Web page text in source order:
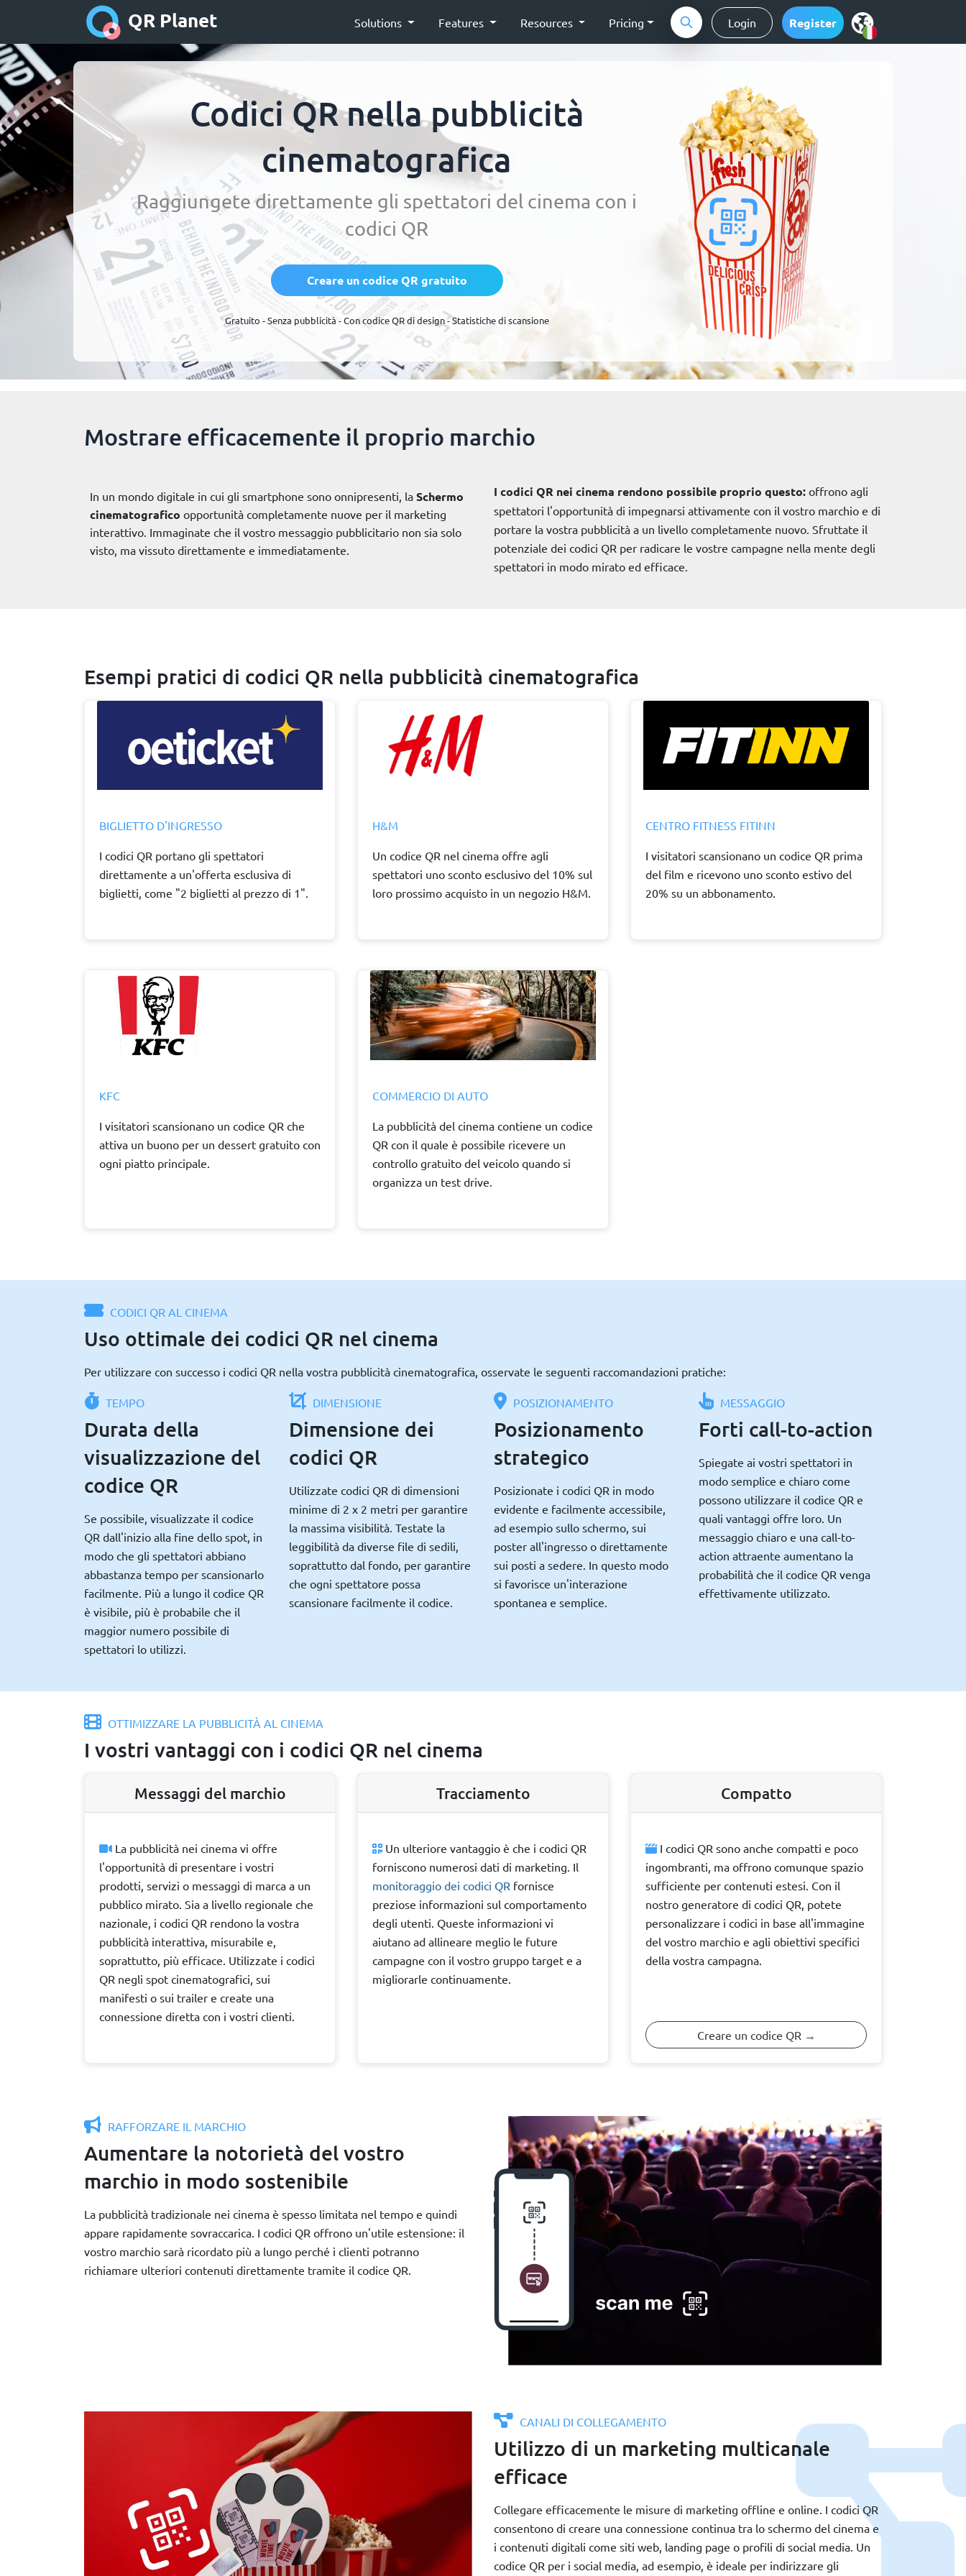
QR Planet Solutions Features Resources Pricing Login Register
Codici QR nella pubblicità
cinematografica
Raggiungete direttamente gli spettatori del cinema con i
codici QR
Creare un codice QR gratuito
Gratuito - Senza pubblicità - Con codice QR di design - Statistiche di scansione
Mostrare efficacemente il proprio marchio
In un mondo digitale in cui gli smartphone sono onnipresenti, la Schermo
cinematografico opportunità completamente nuove per il marketing
interattivo. Immaginate che il vostro messaggio pubblicitario non sia solo
visto, ma vissuto direttamente e immediatamente.
I codici QR nei cinema rendono possibile proprio questo: offrono agli
spettatori l'opportunità di impegnarsi attivamente con il vostro marchio e di
portare la vostra pubblicità a un livello completamente nuovo. Sfruttate il
potenziale dei codici QR per radicare le vostre campagne nella mente degli
spettatori in modo mirato ed efficace.
Esempi pratici di codici QR nella pubblicità cinematografica
BIGLIETTO D'INGRESSO
I codici QR portano gli spettatori
direttamente a un'offerta esclusiva di
biglietti, come "2 biglietti al prezzo di 1".
H&M
Un codice QR nel cinema offre agli
spettatori uno sconto esclusivo del 10% sul
loro prossimo acquisto in un negozio H&M.
CENTRO FITNESS FITINN
I visitatori scansionano un codice QR prima
del film e ricevono uno sconto estivo del
20% su un abbonamento.
KFC
I visitatori scansionano un codice QR che
attiva un buono per un dessert gratuito con
ogni piatto principale.
COMMERCIO DI AUTO
La pubblicità del cinema contiene un codice
QR con il quale è possibile ricevere un
controllo gratuito del veicolo quando si
organizza un test drive.
CODICI QR AL CINEMA
Uso ottimale dei codici QR nel cinema
Per utilizzare con successo i codici QR nella vostra pubblicità cinematografica, osservate le seguenti raccomandazioni pratiche:
TEMPO
Durata della
visualizzazione del
codice QR
Se possibile, visualizzate il codice
QR dall'inizio alla fine dello spot, in
modo che gli spettatori abbiano
abbastanza tempo per scansionarlo
facilmente. Più a lungo il codice QR
è visibile, più è probabile che il
maggior numero possibile di
spettatori lo utilizzi.
DIMENSIONE
Dimensione dei
codici QR
Utilizzate codici QR di dimensioni
minime di 2 x 2 metri per garantire
la massima visibilità. Testate la
leggibilità da diverse file di sedili,
soprattutto dal fondo, per garantire
che ogni spettatore possa
scansionare facilmente il codice.
POSIZIONAMENTO
Posizionamento
strategico
Posizionate i codici QR in modo
evidente e facilmente accessibile,
ad esempio sullo schermo, sui
poster all'ingresso o direttamente
sui posti a sedere. In questo modo
si favorisce un'interazione
spontanea e semplice.
MESSAGGIO
Forti call-to-action
Spiegate ai vostri spettatori in
modo semplice e chiaro come
possono utilizzare il codice QR e
quali vantaggi offre loro. Un
messaggio chiaro e una call-to-
action attraente aumentano la
probabilità che il codice QR venga
effettivamente utilizzato.
OTTIMIZZARE LA PUBBLICITÀ AL CINEMA
I vostri vantaggi con i codici QR nel cinema
Messaggi del marchio
La pubblicità nei cinema vi offre
l'opportunità di presentare i vostri
prodotti, servizi o messaggi di marca a un
pubblico mirato. Sia a livello regionale che
nazionale, i codici QR rendono la vostra
pubblicità interattiva, misurabile e,
soprattutto, più efficace. Utilizzate i codici
QR negli spot cinematografici, sui
manifesti o sui trailer e create una
connessione diretta con i vostri clienti.
Tracciamento
Un ulteriore vantaggio è che i codici QR
forniscono numerosi dati di marketing. Il
monitoraggio dei codici QR fornisce
preziose informazioni sul comportamento
degli utenti. Queste informazioni vi
aiutano ad allineare meglio le future
campagne con il vostro gruppo target e a
migliorarle continuamente.
Compatto
I codici QR sono anche compatti e poco
ingombranti, ma offrono comunque spazio
sufficiente per contenuti estesi. Con il
nostro generatore di codici QR, potete
personalizzare i codici in base all'immagine
del vostro marchio e agli obiettivi specifici
della vostra campagna.
Creare un codice QR →
RAFFORZARE IL MARCHIO
Aumentare la notorietà del vostro
marchio in modo sostenibile
La pubblicità tradizionale nei cinema è spesso limitata nel tempo e quindi
appare rapidamente sovraccarica. I codici QR offrono un'utile estensione: il
vostro marchio sarà ricordato più a lungo perché i clienti potranno
richiamare ulteriori contenuti direttamente tramite il codice QR.
CANALI DI COLLEGAMENTO
Utilizzo di un marketing multicanale
efficace
Collegare efficacemente le misure di marketing offline e online. I codici QR
consentono di creare una connessione continua tra lo schermo del cinema e
i contenuti digitali come siti web, landing page o profili di social media. Un
codice QR per i social media, ad esempio, è ideale per indirizzare gli